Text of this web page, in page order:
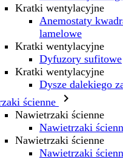
Kratki wentylacyjne
Anemostaty
lamelowe
Kratki wentylacyjne
Dyfuzory sufitowe
Kratki wentylacyjne
Dysze dalekiego
ścienne

Nawietrzaki ścienne
Nawietrzaki
Nawietrzaki ścienne
Nawietrzaki